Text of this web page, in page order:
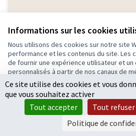
Informations sur les cookies
Nous utilisons des cookies sur notre site
performance et les contenus du site. Les
de fournir une expérience utilisateur et un
personnalisés à partir de nos canaux de
Tout accepter
Accepter seulement les
Paramètres
Sécuriser le stationnement
parkings à vélos et créer des
autoroutes à vélos
Elus, professionnels et citoyens
Ce site utilise des cookies et vous
que vous souhaitez activer
Tout accepter
Tout refuser
Politique de